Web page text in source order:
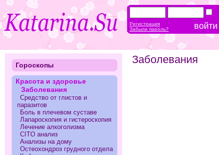
Заболевания
Гороскопы
Красота и здоровье
Заболевания
Средство от глистов и
паразитов
Боль в плечевом суставе
Лапароскопия и гистероскопия
Лечение алкоголизма
CITO анализ
Анализы на дому
Остеохондроз грудного отдела
Регистрация
Забыли пароль?